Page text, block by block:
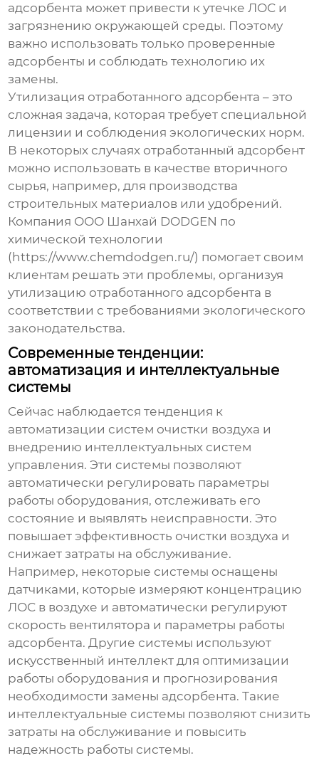
адсорбента может привести к утечке ЛОС и
загрязнению окружающей среды. Поэтому
важно использовать только проверенные
адсорбенты и соблюдать технологию их
замены.
Утилизация отработанного адсорбента – это
сложная задача, которая требует специальной
лицензии и соблюдения экологических норм.
В некоторых случаях отработанный адсорбент
можно использовать в качестве вторичного
сырья, например, для производства
строительных материалов или удобрений.
Компания ООО Шанхай DODGEN по
химической технологии
(https://www.chemdodgen.ru/) помогает своим
клиентам решать эти проблемы, организуя
утилизацию отработанного адсорбента в
соответствии с требованиями экологического
законодательства.
Современные тенденции:
автоматизация и интеллектуальные
системы
Сейчас наблюдается тенденция к
автоматизации систем очистки воздуха и
внедрению интеллектуальных систем
управления. Эти системы позволяют
автоматически регулировать параметры
работы оборудования, отслеживать его
состояние и выявлять неисправности. Это
повышает эффективность очистки воздуха и
снижает затраты на обслуживание.
Например, некоторые системы оснащены
датчиками, которые измеряют концентрацию
ЛОС в воздухе и автоматически регулируют
скорость вентилятора и параметры работы
адсорбента. Другие системы используют
искусственный интеллект для оптимизации
работы оборудования и прогнозирования
необходимости замены адсорбента. Такие
интеллектуальные системы позволяют снизить
затраты на обслуживание и повысить
надежность работы системы.